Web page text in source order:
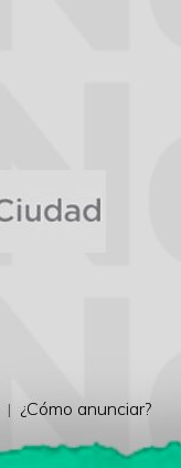
¿Cómo anunciar?